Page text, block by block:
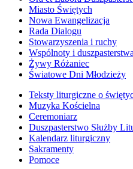
Miasto Świętych
Nowa Ewangelizacja
Rada Dialogu
Stowarzyszenia i ruchy
Wspólnoty i duszpasterstwa
Żywy Różaniec
Światowe Dni Młodzieży
Teksty liturgiczne o
Muzyka Kościelna
Ceremoniarz
Duszpasterstwo Służby
Kalendarz liturgiczny
Sakramenty
Pomoce